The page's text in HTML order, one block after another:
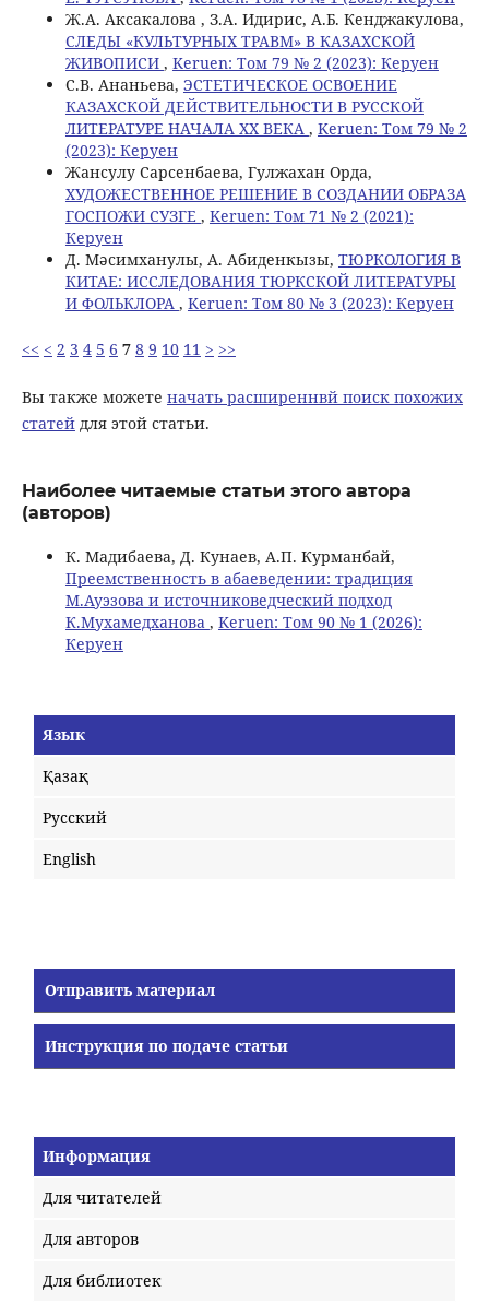
Ж.А. Аксакалова , З.А. Идирис, А.Б. Кенджакулова,
СЛЕДЫ «КУЛЬТУРНЫХ ТРАВМ» В КАЗАХСКОЙ
ЖИВОПИСИ , Keruen: Том 79 № 2 (2023): Керуен
С.В. Ананьева, ЭСТЕТИЧЕСКОЕ ОСВОЕНИЕ
КАЗАХСКОЙ ДЕЙСТВИТЕЛЬНОСТИ В РУССКОЙ
ЛИТЕРАТУРЕ НАЧАЛА ХХ ВЕКА , Keruen: Том 79 № 2
(2023): Керуен
Жансулу Сарсенбаева, Гулжахан Орда,
ХУДОЖЕСТВЕННОЕ РЕШЕНИЕ В СОЗДАНИИ ОБРАЗА
ГОСПОЖИ СУЗГЕ , Keruen: Том 71 № 2 (2021):
Керуен
Д. Мәсимханулы, А. Абиденкызы, ТЮРКОЛОГИЯ В
КИТАЕ: ИССЛЕДОВАНИЯ ТЮРКСКОЙ ЛИТЕРАТУРЫ
И ФОЛЬКЛОРА , Keruen: Том 80 № 3 (2023): Керуен
<< < 2 3 4 5 6 7 8 9 10 11 > >>
Вы также можете начать расширеннвй поиск похожих
статейдля этой статьи.
Наиболее читаемые статьи этого автора
(авторов)
К. Мадибаева, Д. Кунаев, А.П. Курманбай,
Преемственность в абаеведении: традиция
М.Ауэзова и источниковедческий подход
К.Мухамедханова , Keruen: Том 90 № 1 (2026):
Керуен
Язык
Қазақ
Русский
English
Отправить материал
Инструкция по подаче статьи
Информация
Для читателей
Для авторов
Для библиотек